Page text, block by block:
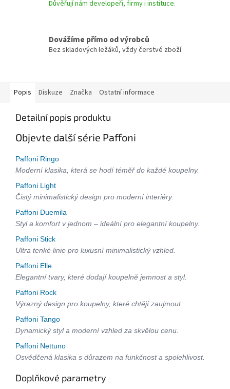
Důvěřují nám developeři, firmy i instituce.
Dovážíme přímo od výrobců
Bez skladových ležáků, vždy čerstvé zboží.
Popis Diskuze Značka Ostatní informace
Detailní popis produktu
Objevte další série Paffoni
Paffoni Ringo
Moderní klasika, která se hodí téměř do každé koupelny.
Paffoni Light
Čistý minimalistický design pro moderní interiéry.
Paffoni Duemila
Styl a komfort v jednom – ideální pro elegantní koupelny.
Paffoni Stick
Ultra tenké linie pro luxusní minimalistický vzhled.
Paffoni Elle
Elegantní tvary, které dodají koupelně jemnost a styl.
Paffoni Rock
Výrazný design pro koupelny, které chtějí zaujmout.
Paffoni Tango
Dynamický styl a moderní vzhled za skvělou cenu.
Paffoni Nettuno
Osvědčená klasika s důrazem na funkčnost a spolehlivost.
Doplňkové parametry